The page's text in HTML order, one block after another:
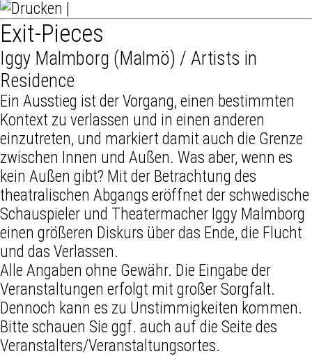
Exit-Pieces
Iggy Malmborg (Malmö) / Artists in
Residence
Ein Ausstieg ist der Vorgang, einen bestimmten
Kontext zu verlassen und in einen anderen
einzutreten, und markiert damit auch die Grenze
zwischen Innen und Außen. Was aber, wenn es
kein Außen gibt? Mit der Betrachtung des
theatralischen Abgangs eröffnet der schwedische
Schauspieler und Theatermacher Iggy Malmborg
einen größeren Diskurs über das Ende, die Flucht
und das Verlassen.
Alle Angaben ohne Gewähr. Die Eingabe der
Veranstaltungen erfolgt mit großer Sorgfalt.
Dennoch kann es zu Unstimmigkeiten kommen.
Bitte schauen Sie ggf. auch auf die Seite des
Veranstalters/Veranstaltungsortes.